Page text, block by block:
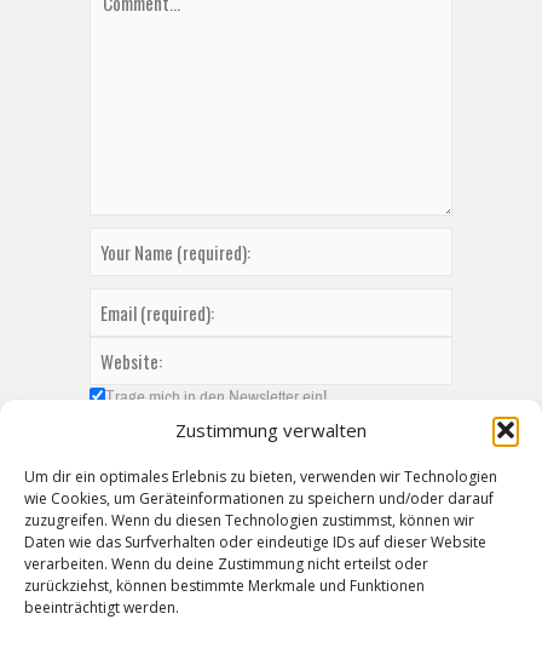
Zustimmung verwalten
Um dir ein optimales Erlebnis zu bieten, verwenden wir Technologien
wie Cookies, um Geräteinformationen zu speichern und/oder darauf
zuzugreifen. Wenn du diesen Technologien zustimmst, können wir
Daten wie das Surfverhalten oder eindeutige IDs auf dieser Website
verarbeiten. Wenn du deine Zustimmung nicht erteilst oder
zurückziehst, können bestimmte Merkmale und Funktionen
beeinträchtigt werden.
Trage mich in den Newsletter ein!